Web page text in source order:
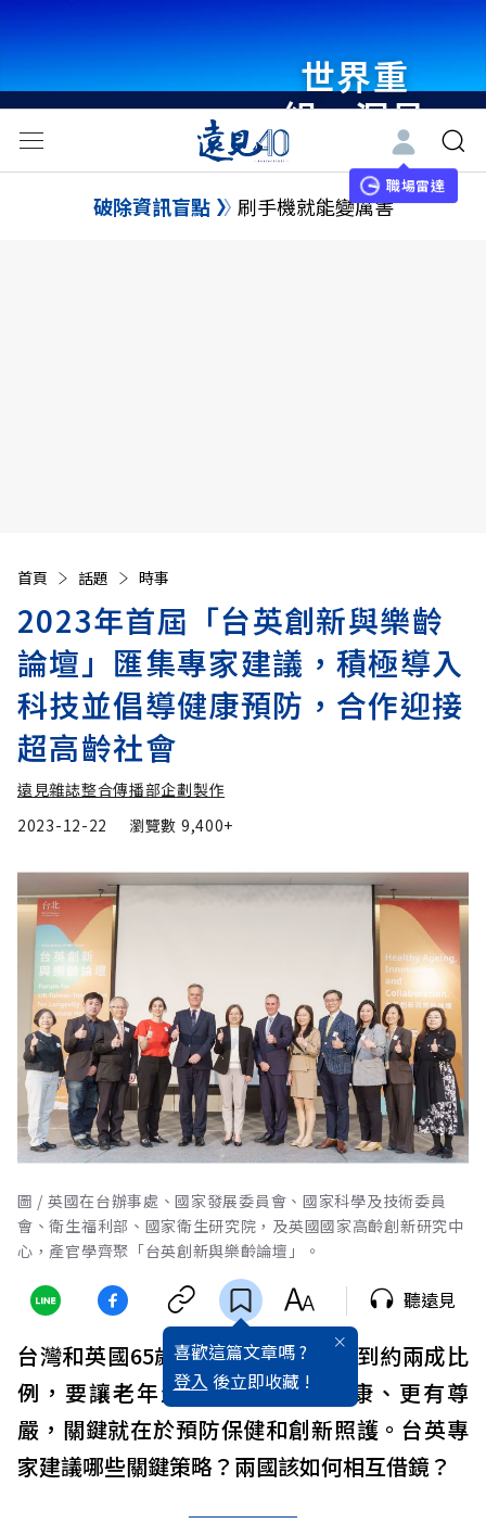
世界重
組・洞見
未來 與
世界領袖
職場雷達
破除資訊盲點 刷手機就能變厲害
首頁 話題 時事
2023年首屆「台英創新與樂齡
論壇」匯集專家建議，積極導入
科技並倡導健康預防，合作迎接
超高齡社會
遠見雜誌整合傳播部企劃製作
2023-12-22
瀏覽數 9,400+
圖 / 英國在台辦事處、國家發展委員會、國家科學及技術委員
會、衛生福利部、國家衛生研究院，及英國國家高齡創新研究中
心，產官學齊聚「台英創新與樂齡論壇」。
喜歡這篇文章嗎 ?
登入 後立即收藏 !
聽遠見
台灣和英國65歲以上高齡人口都達到約兩成比
例，要讓老年生活更快樂、更健康、更有尊
嚴，關鍵就在於預防保健和創新照護。台英專
家建議哪些關鍵策略？兩國該如何相互借鏡？